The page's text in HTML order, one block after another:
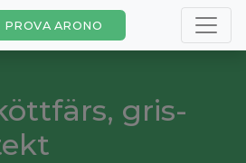
PROVA ARONO
gris-